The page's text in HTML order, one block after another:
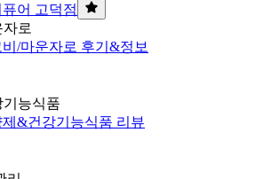
어 고덕점
자로
비/마운자로 후기&정보
기능식품
제&건강기능식품 리뷰